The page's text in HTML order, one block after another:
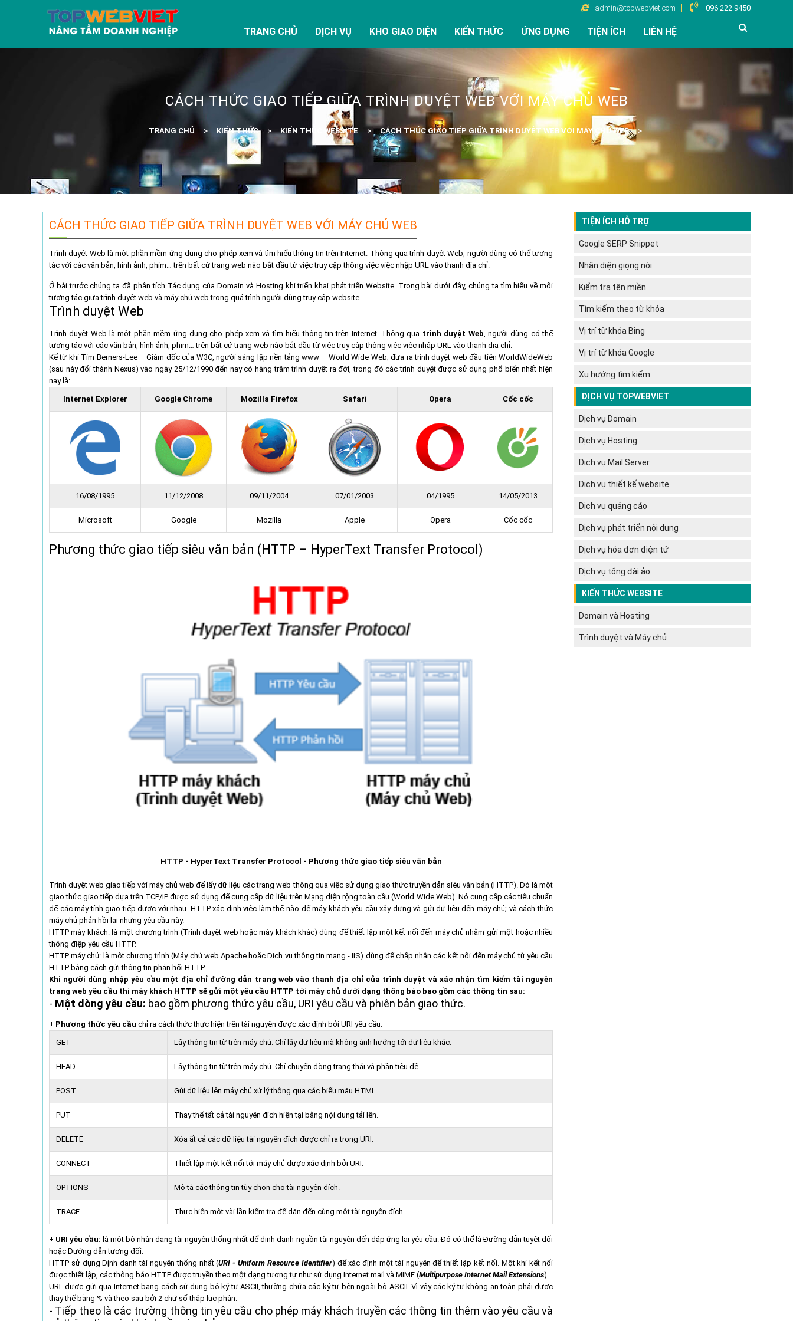
admin@topwebviet.com 096 222 9450
TRANG CHỦ DỊCH VỤ KHO GIAO DIỆN KIẾN THỨC ỨNG DỤNG TIỆN ÍCH LIÊN HỆ
CÁCH THỨC GIAO TIẾP GIỮA TRÌNH DUYỆT WEB VỚI MÁY CHỦ WEB
TRANG CHỦ KIẾN THỨC KIẾN THỨC WEBSITE CÁCH THỨC GIAO TIẾP GIỮA TRÌNH DUYỆT WEB VỚI MÁY CHỦ WEB
CÁCH THỨC GIAO TIẾP GIỮA TRÌNH DUYỆT WEB VỚI MÁY CHỦ WEB
Trình duyệt Web là một phần mềm ứng dụng cho phép xem và tìm hiểu thông tin trên Internet. Thông qua trình duyệt Web, người dùng có thể tương
tác với các văn bản, hình ảnh, phim… trên bất cứ trang web nào bắt đầu từ việc truy cập thông việc việc nhập URL vào thanh địa chỉ.
Ở bài trước chúng ta đã phân tích Tác dụng của Domain và Hosting khi triển khai phát triển Website. Trong bài dưới đây, chúng ta tìm hiểu về mối
tương tác giữa trình duyệt web và máy chủ web trong quá trình người dùng truy cập website.
Trình duyệt Web
Trình duyệt Web là một phần mềm ứng dụng cho phép xem và tìm hiểu thông tin trên Internet. Thông qua trình duyệt Web, người dùng có thể
tương tác với các văn bản, hình ảnh, phim… trên bất cứ trang web nào bắt đầu từ việc truy cập thông việc việc nhập URL vào thanh địa chỉ.
Kể từ khi Tim Berners-Lee – Giám đốc của W3C, người sáng lập nền tảng www – World Wide Web; đưa ra trình duyệt web đầu tiên WorldWideWeb
(sau này đổi thành Nexus) vào ngày 25/12/1990 đến nay có hàng trăm trình duyệt ra đời, trong đó các trình duyệt được sử dụng phổ biến nhất hiện
nay là:
Internet Explorer Google Chrome Mozilla Firefox Safari Opera Cốc cốc
16/08/1995 11/12/2008 09/11/2004 07/01/2003 04/1995 14/05/2013
Microsoft Google Mozilla Apple Opera Cốc cốc
Phương thức giao tiếp siêu văn bản (HTTP – HyperText Transfer Protocol)
HTTP - HyperText Transfer Protocol - Phương thức giao tiếp siêu văn bản
Trình duyệt web giao tiếp với máy chủ web để lấy dữ liệu các trang web thông qua việc sử dụng giao thức truyền dẫn siêu văn bản (HTTP). Đó là một
giao thức giao tiếp dựa trên TCP/IP được sử dụng để cung cấp dữ liệu trên Mạng diện rộng toàn cầu (World Wide Web). Nó cung cấp các tiêu chuẩn
để các máy tính giao tiếp được với nhau. HTTP xác định việc làm thế nào để máy khách yêu cầu xây dựng và gửi dữ liệu đến máy chủ; và cách thức
máy chủ phản hồi lại những yêu cầu này.
HTTP máy khách: là một chương trình (Trình duyệt web hoặc máy khách khác) dùng để thiết lập một kết nối đến máy chủ nhằm gửi một hoặc nhiều
thông điệp yêu cầu HTTP.
HTTP máy chủ: là một chương trình (Máy chủ web Apache hoặc Dịch vụ thông tin mạng - IIS) dùng để chấp nhận các kết nối đến máy chủ từ yêu cầu
HTTP bằng cách gửi thông tin phản hổi HTTP.
Khi người dùng nhập yêu cầu một địa chỉ đường dẫn trang web vào thanh địa chỉ của trình duyệt và xác nhận tìm kiếm tài nguyên
trang web yêu cầu thi máy khách HTTP sẽ gửi một yêu cầu HTTP tới máy chủ dưới dạng thông báo bao gồm các thông tin sau:
- Một dòng yêu cầu: bao gồm phương thức yêu cầu, URI yêu cầu và phiên bản giao thức.
+ Phương thức yêu cầu chỉ ra cách thức thực hiện trên tài nguyên được xác định bởi URI yêu cầu.
GET Lấy thông tin từ trên máy chủ. Chỉ lấy dữ liệu mà không ảnh hưởng tới dữ liệu khác.
HEAD Lấy thông tin từ trên máy chủ. Chỉ chuyển dòng trạng thái và phần tiêu đề.
POST Gủi dữ liệu lên máy chủ xử lý thông qua các biểu mẫu HTML.
PUT Thay thế tất cả tài nguyên đích hiện tại bằng nội dung tải lên.
DELETE Xóa ất cả các dữ liệu tài nguyên đích được chỉ ra trong URI.
CONNECT Thiết lập một kết nối tới máy chủ được xác định bởi URI.
OPTIONS Mô tả các thông tin tùy chọn cho tài nguyên đích.
TRACE Thực hiện một vài lần kiểm tra để dẫn đến cùng một tài nguyên đích.
+ URI yêu cầu: là một bộ nhận dạng tài nguyên thống nhất để định danh nguồn tài nguyên đến đáp ứng lại yêu cầu. Đó có thể là Đường dẫn tuyệt đối
hoặc Đường dẫn tương đối.
HTTP sử dụng Định danh tài nguyên thống nhất (URI - Uniform Resource Identifier) để xác định một tài nguyên để thiết lập kết nối. Một khi kết nối
được thiết lập, các thông báo HTTP được truyền theo một dạng tương tự như sử dụng Internet mail và MIME (Multipurpose Internet Mail Extensions).
URL được gửi qua Internet bằng cách sử dụng bộ ký tự ASCII, thường chứa các ký tự bên ngoài bộ ASCII. Vì vậy các ký tự không an toàn phải được
thay thế bằng % và theo sau bởi 2 chữ số thập lục phân.
- Tiếp theo là các trường thông tin yêu cầu cho phép máy khách truyền các thông tin thêm vào yêu cầu và
TIỆN ÍCH HỖ TRỢ
Google SERP Snippet
Nhận diện giọng nói
Kiểm tra tên miền
Tìm kiếm theo từ khóa
Vị trí từ khóa Bing
Vị trí từ khóa Google
Xu hướng tìm kiếm
DỊCH VỤ TOPWEBVIET
Dịch vụ Domain
Dịch vụ Hosting
Dịch vụ Mail Server
Dịch vụ thiết kế website
Dịch vụ quảng cáo
Dịch vụ phát triển nội dung
Dịch vụ hóa đơn điện tử
Dịch vụ tổng đài ảo
KIẾN THỨC WEBSITE
Domain và Hosting
Trình duyệt và Máy chủ